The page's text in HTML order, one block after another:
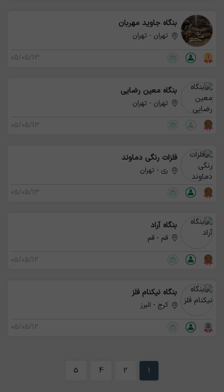
بنگاه جاوید مهربان
تهران - تهران
05/05/13
بنگاه معین رضایی
تهران - تهران
05/05/13
فلزات رنگی دماوند
ری - تهران
05/05/13
بنگاه آراد
قم - قم
05/05/12
بنگاه نیکنام فلز
کرج - البرز
05/05/12
1
2
4
5